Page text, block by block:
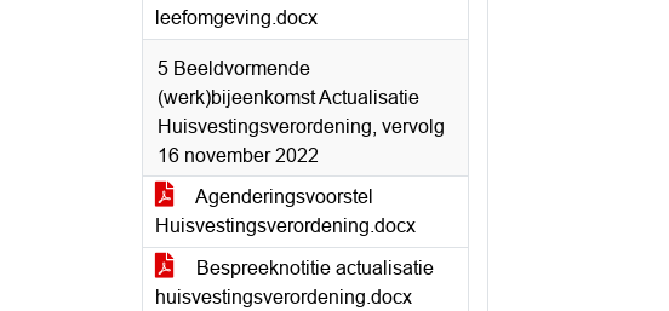
leefomgeving.docx
5 Beeldvormende
(werk)bijeenkomst Actualisatie
Huisvestingsverordening, vervolg
16 november 2022
Agenderingsvoorstel
Huisvestingsverordening.docx
Bespreeknotitie actualisatie
huisvestingsverordening.docx